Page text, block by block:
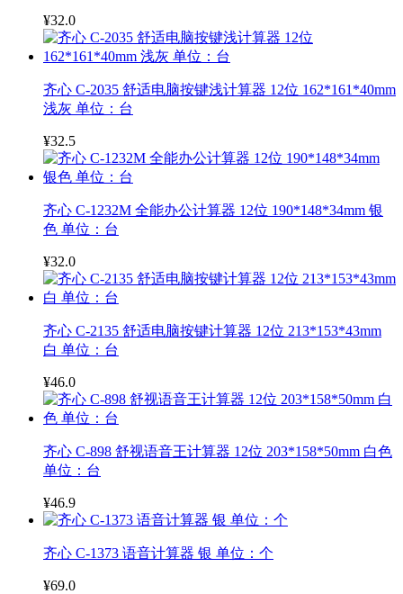
¥32.0
齐心 C-2035 舒适电脑按键浅计算器 12位 162*161*40mm
浅灰 单位：台
¥32.5
齐心 C-1232M 全能办公计算器 12位 190*148*34mm 银
色 单位：台
¥32.0
齐心 C-2135 舒适电脑按键计算器 12位 213*153*43mm
白 单位：台
¥46.0
齐心 C-898 舒视语音王计算器 12位 203*158*50mm 白色
单位：台
¥46.9
齐心 C-1373 语音计算器 银 单位：个
¥69.0